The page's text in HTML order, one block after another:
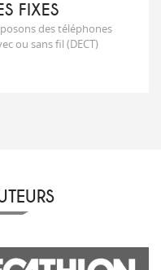
FIXES
des téléphones
ou sans fil (DECT)